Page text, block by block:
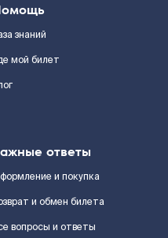
знаний
мой билет
ответы
и покупка
и обмен билета
вопросы и ответы